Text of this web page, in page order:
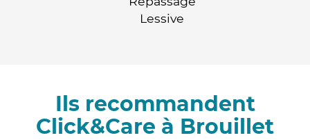
Lessive
Ils recommandent
Click&Care à Brouillet